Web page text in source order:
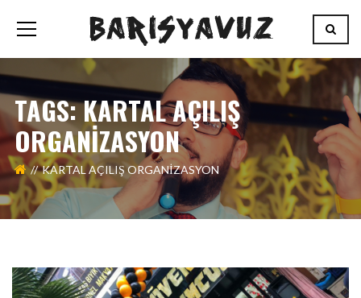
TAGS: KARTAL AÇILIŞ
ORGANİZASYON
KARTAL AÇILIŞ ORGANİZASYON